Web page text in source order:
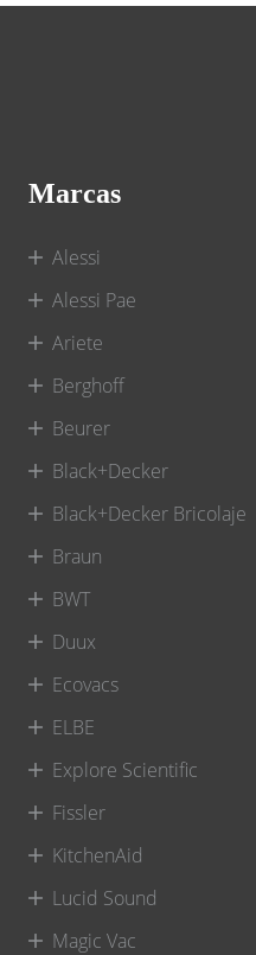
Marcas
Alessi
Alessi Pae
Ariete
Berghoff
Beurer
Black+Decker
Black+Decker Bricolaje
Braun
BWT
Duux
Ecovacs
ELBE
Explore Scientific
Fissler
KitchenAid
Lucid Sound
Magic Vac